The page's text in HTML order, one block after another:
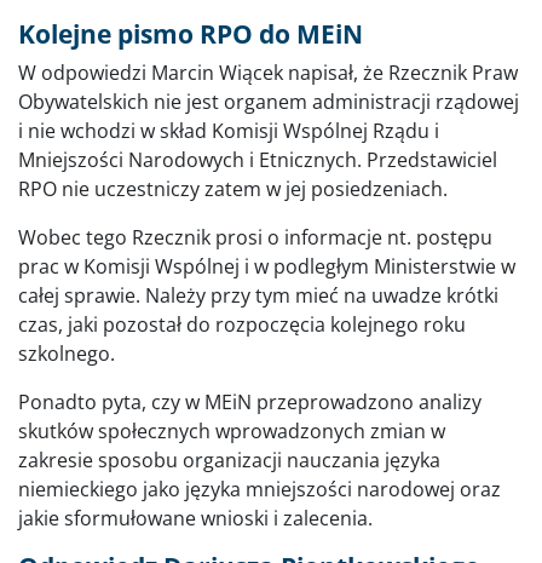
Kolejne pismo RPO do MEiN
W odpowiedzi Marcin Wiącek napisał, że Rzecznik Praw
Obywatelskich nie jest organem administracji rządowej
i nie wchodzi w skład Komisji Wspólnej Rządu i
Mniejszości Narodowych i Etnicznych. Przedstawiciel
RPO nie uczestniczy zatem w jej posiedzeniach.
Wobec tego Rzecznik prosi o informacje nt. postępu
prac w Komisji Wspólnej i w podległym Ministerstwie w
całej sprawie. Należy przy tym mieć na uwadze krótki
czas, jaki pozostał do rozpoczęcia kolejnego roku
szkolnego.
Ponadto pyta, czy w MEiN przeprowadzono analizy
skutków społecznych wprowadzonych zmian w
zakresie sposobu organizacji nauczania języka
niemieckiego jako języka mniejszości narodowej oraz
jakie sformułowane wnioski i zalecenia.